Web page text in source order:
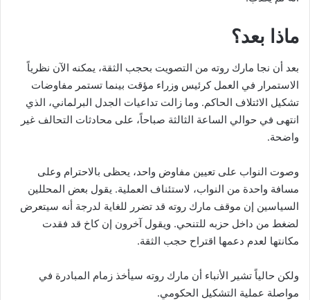
ماذا بعد؟
بعد أن نجا مارك روته من التصويت بحجب الثقة، يمكنه الآن نظرياً
الاستمرار في العمل كرئيس وزراء مؤقت بينما تستمر مفاوضات
تشكيل الائتلاف الحاكم. وما زالت تداعيات الجدل البرلماني، الذي
انتهى في حوالي الساعة الثالثة صباحاً، على محادثات التحالف غير
واضحة.
وصوت النواب على تعيين مفاوض واحد، يحظى بالاحترام وعلى
مسافة واحدة من النواب، لاستئناف العملية. يقول بعض المحللين
السياسين إن موقف مارك روته قد تضرر للغاية لدرجة أنه سيتعرض
لضغط من داخل حزبه للتنحي. ويقول آخرون إن كاخ قد فقدت
مكانتها لعدم دعمها اقتراح حجب الثقة.
ولكن حالياً تشير الأنباء أن مارك روته سيأخذ زمام المبادرة في
مواصلة عملية التشكيل الحكومي.